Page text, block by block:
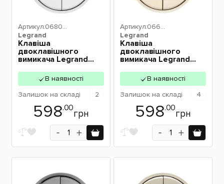
Legrand
Артикул:06800
4
Клавіша
двоклавішного
вимикача Legrand
білий 68004
В наявності
Залишок на складі 2
598.00
грн
Legrand
Артикул:06621
1
Клавіша
двоклавішного
вимикача Legrand
слонова кістка
066211В наявності
Залишок на складі 4
598.00
грн